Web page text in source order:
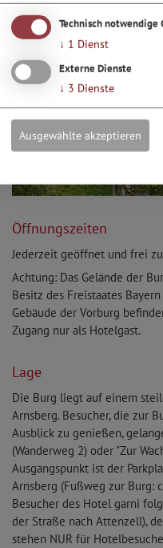
Öffnungszeiten
Jederzeit geöffnet und frei
Achtung: Das Gelände der
Besitz des Freistaates
Gebäude der Vorburg
Zugang nur als Hotelgast.
Lage
Die Burg liegt auf einem
Arnsberg. Besucher, die zur
Ausblick zu genießen,
(Wanderweg 2) oder "Zur
Ausgangspunkt ist der
Arnsberg (Fußweg zur Burg:
Besucher des Hotel garni
der Straße nach Attenzell),
stehen NUR für
Technisch notwendige
↓ 1 Dienst
Externe Dienste
↓ 3 Dienste
Ausgewählte akzeptieren